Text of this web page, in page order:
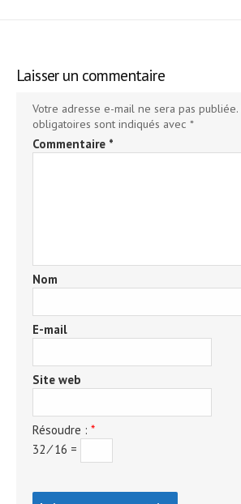
Laisser un commentaire
Votre adresse e-mail ne sera pas publiée.
obligatoires sont indiqués avec *
Commentaire *
Nom
E-mail
Site web
Résoudre : *
32 ⁄ 16 =